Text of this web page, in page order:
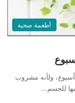
أطعمة صحية
ولأنه مشروب
للجسم…